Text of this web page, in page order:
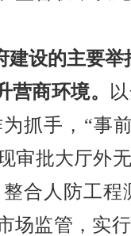
建设的主要
营商环境。
抓手， “事
审批大厅外
合人防工
场监管，实